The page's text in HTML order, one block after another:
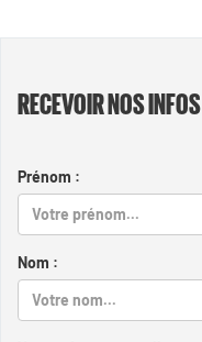
RECEVOIR NOS INFOS
Prénom :
Nom :